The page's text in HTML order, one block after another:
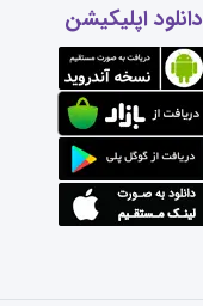
دانلود اپلیکیشن